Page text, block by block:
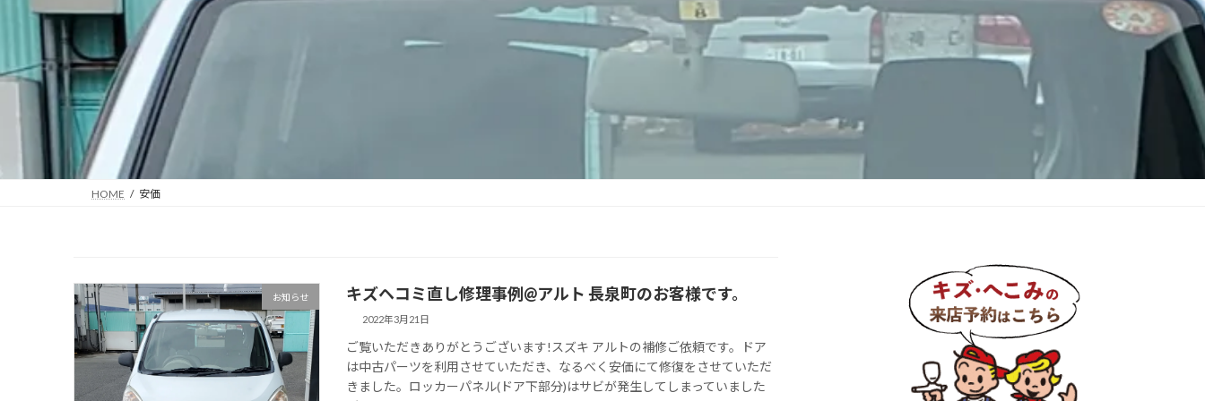
HOME 安価
お知らせ キズヘコミ直し修理事例@アルト 長泉町のお客様です。
2022年3月21日
ご覧いただきありがとうございます!スズキ アルトの補修ご依頼です。ドア
は中古パーツを利用させていただき、なるべく安価にて修復をさせていただ
きました。ロッカーパネル(ドア下部分)はサビが発生してしまっていました